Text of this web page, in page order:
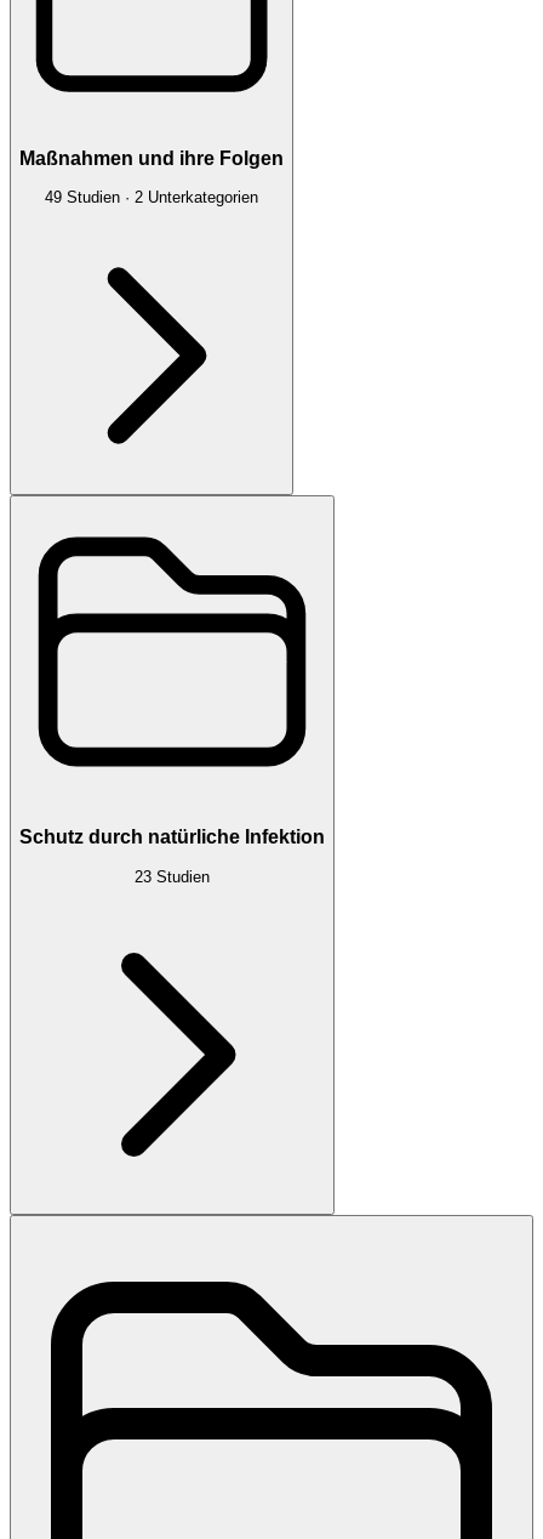
Maßnahmen und ihre Folgen
49 Studien · 2 Unterkategorien
Schutz durch natürliche Infektion
23 Studien